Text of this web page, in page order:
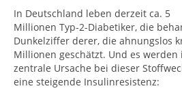
In Deutschland leben derzeit ca. 5
Millionen Typ-2-Diabetiker, die
Dunkelziffer derer, die ahnungslos
Millionen geschätzt. Und es
zentrale Ursache bei dieser
eine steigende Insulinresistenz: